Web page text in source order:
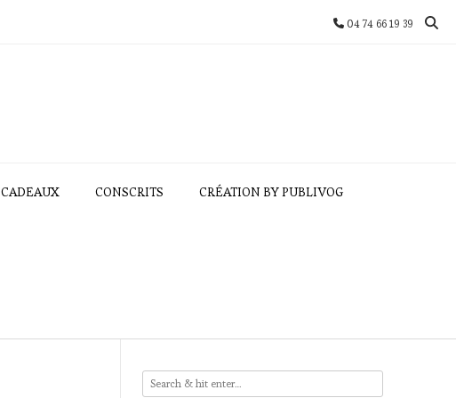
04 74 66 19 39
CADEAUX CONSCRITS CRÉATION BY PUBLIVOG